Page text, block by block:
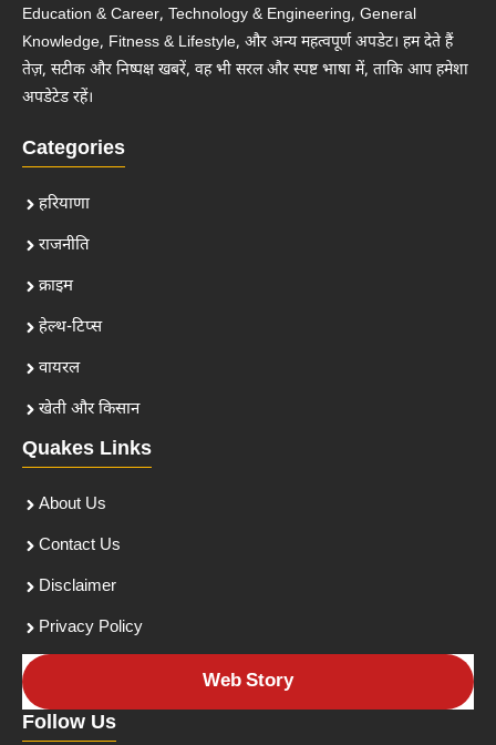
Education & Career, Technology & Engineering, General
Knowledge, Fitness & Lifestyle, और अन्य महत्वपूर्ण अपडेट। हम देते हैं
तेज़, सटीक और निष्पक्ष खबरें, वह भी सरल और स्पष्ट भाषा में, ताकि आप हमेशा
अपडेटेड रहें।
Categories
हरियाणा
राजनीति
क्राइम
हेल्थ-टिप्स
वायरल
खेती और किसान
Quakes Links
About Us
Contact Us
Disclaimer
Privacy Policy
Web Story
Follow Us